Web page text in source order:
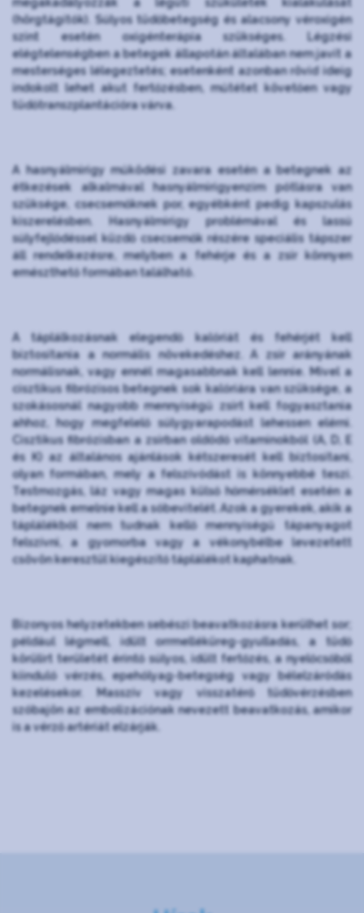
(hörgtágítók). Súlyos tüdőbetegség és alacsony véroxigén
szint esetén oxigénterápia szükséges. Légzési
elégtelenségben a betegek állapotán általában nem javít a
mesterséges lélegeztetés; esetenként azonban rövid ideig
indokolt lehet akut fertőzésben, műtétet követően vagy
tüdőtranszplantációra várva.
A hasnyálmirigy működési zavara esetén a betegnek az
étkezések alkalmával hasnyálmirigyenzim pótlásra van
szüksége, csecsemőknek por, egyébként pedig kapszulás
kiszerelésben. Hasnyálmirigy problémával és lassú
súlyfejlődéssel küzdő csecsemők részére speciális tápszer
áll rendelkezésre, melyben a fehérje és a zsír könnyen
emészthető formában található.
A táplálkozásnak elegendő kalóriát és fehérjét kell
biztosítania a normális növekedéshez. A zsír arányának
normálisnak, vagy ennél magasabbnak kell lennie. Mivel a
cisztikus fibrózisos betegnek sok kalóriára van szüksége, a
szokásosnál nagyobb mennyiségű zsírt kell fogyasztania
ahhoz, hogy megfelelő súlygyarapodást lehessen elérni.
Cisztikus fibrózisban a zsírban oldódó vitaminokból (A, D, E
és K) az általános ajánlások kétszeresét kell biztosítani,
olyan formában, mely a felszívódást is könnyebbé teszi.
Testmozgás, láz vagy magas külső hőmérséklet esetén a
betegnek emelnie kell a sóbevitelét. Azok a gyerekek, akik a
táplálékból nem tudnak kellő mennyiségű tápanyagot
felszívni, a gyomorba vagy a vékonybélbe levezetett
csövön keresztül kiegészítő táplálékot kaphatnak.
Bizonyos helyzetekben sebészi beavatkozásra kerülhet sor;
például légmell, idült orrmelléküreg-gyulladás, a tüdő
körülírt területét érintő súlyos, idült fertőzés, a nyelőcsőből
kiinduló vérzés, epehólyag-betegség vagy bélelzáródás
kezelésekor. Masszív vagy visszatérő tüdővérzésben
szóbajön az embolizációnak nevezett beavatkozás, amikor
is a vérző artériát elzárják.